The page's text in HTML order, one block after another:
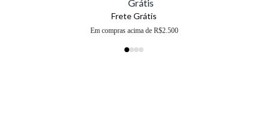
Frete Grátis
Em compras acima de R$2.500